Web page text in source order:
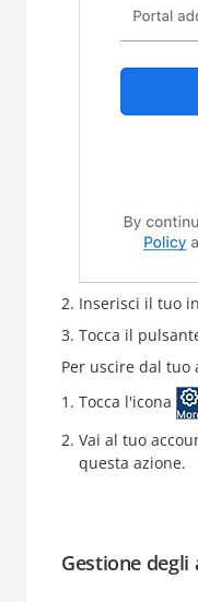
Inserisci il tuo
Tocca il
Per uscire dal tuo
Tocca l'icona
Vai al tuo
questa azione.
Gestione degli